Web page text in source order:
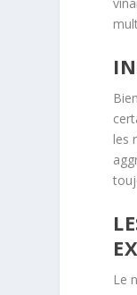
les
Le